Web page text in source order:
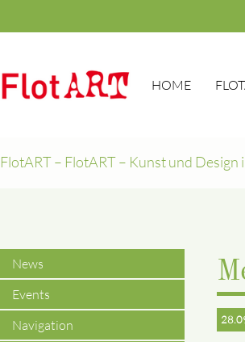
HOME
FlotART – FlotART – Kunst und Design
News
Events
Navigation